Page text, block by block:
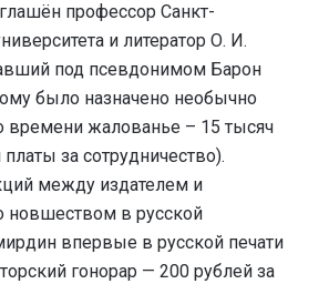
профессор Санкт-
и литератор О. И.
под псевдонимом Барон
было назначено необычно
времени жалованье – 15 тысяч
за сотрудничество).
между издателем и
новшеством в русской
впервые в русской печати
гонорар — 200 рублей за